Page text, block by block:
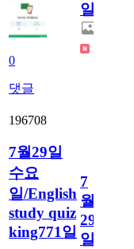
0
댓글
일
196708
7월29일
수요
일/English
study quiz
king771일
7
월
29
일